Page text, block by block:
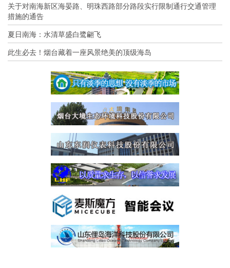
关于对南海新区海晏路、明珠西路部分路段实行限制通行交通管理
措施的通告
夏日南海：水清草盛白鹭翩飞
此生必去！烟台藏着一座风景绝美的顶级海岛